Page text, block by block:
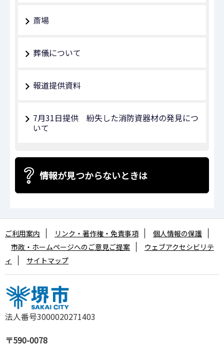
斎場
葬儀について
報道提供資料
7月31日提供 紛失した消防資器材の発見につ
いて
情報が見つからないときは
法人番号3000020271403
〒590-0078
ご利用案内 リンク・著作権・免責事項
個人情報の保護
市政・ホームページへのご意見ご提案
ウェブアクセシビリテ
ィ
サイトマップ